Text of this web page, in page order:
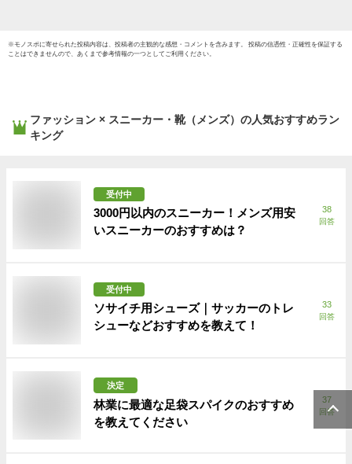
※モノスポに寄せられた投稿内容は、投稿者の主観的な感想・コメントを含みます。 投稿の信憑性・正確性を保証する
ことはできませんので、あくまで参考情報の一つとしてご利用ください。
ファッション × スニーカー・靴（メンズ） の人気おすすめラン
キング
受付中
3000円以内のスニーカー！メンズ用安
いスニーカーのおすすめは？
38
回答
受付中
ソサイチ用シューズ｜サッカーのトレ
シューなどおすすめを教えて！
33
回答
決定
林業に最適な足袋スパイクのおすすめ
を教えてください
37
回答